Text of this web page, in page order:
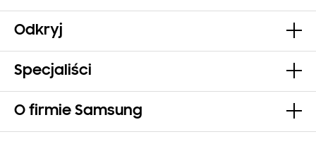
Odkryj
Specjaliści
O firmie Samsung